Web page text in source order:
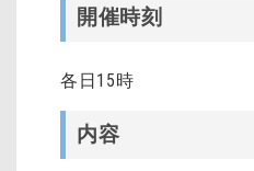
開催時刻
各日15時
内容